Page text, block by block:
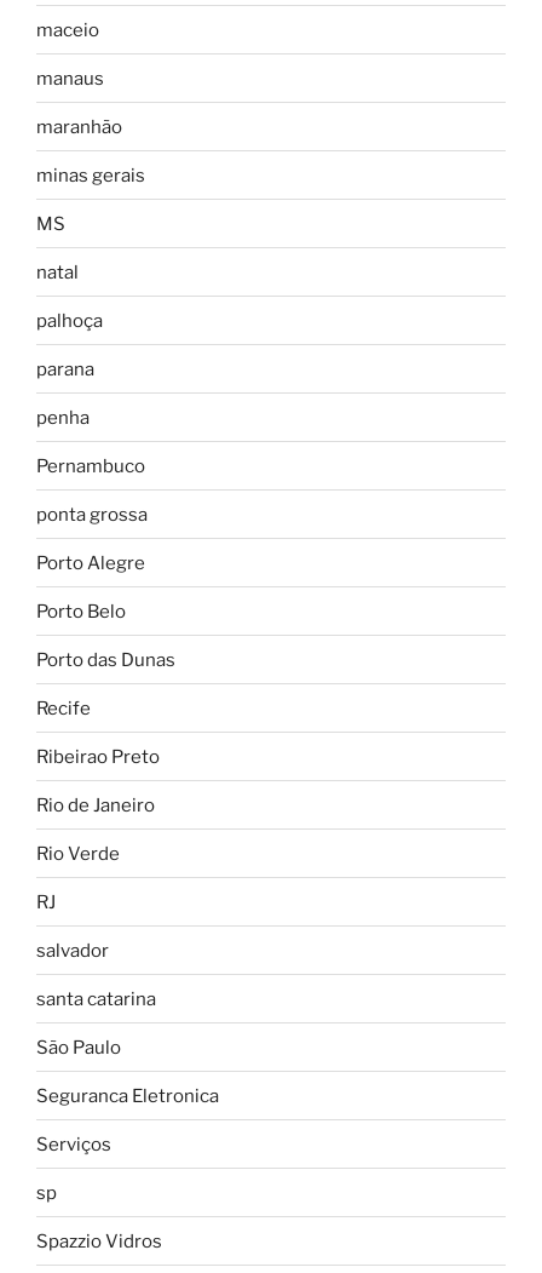
maceio
manaus
maranhão
minas gerais
MS
natal
palhoça
parana
penha
Pernambuco
ponta grossa
Porto Alegre
Porto Belo
Porto das Dunas
Recife
Ribeirao Preto
Rio de Janeiro
Rio Verde
RJ
salvador
santa catarina
São Paulo
Seguranca Eletronica
Serviços
sp
Spazzio Vidros